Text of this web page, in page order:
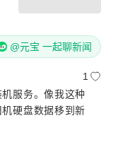
@元宝 一起聊新闻
1
服务。像我这种
硬盘数据移到新